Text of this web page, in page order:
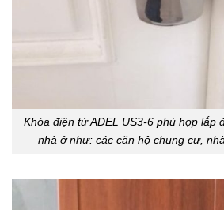
Khóa điện tử ADEL US3-6 phù hợp lắp
nhà ở như: các căn hộ chung cư,